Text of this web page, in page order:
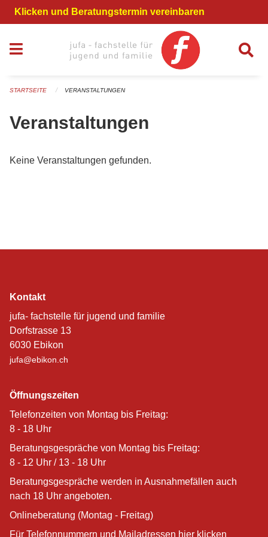
Navigation überspringen
Klicken und Beratungstermin vereinbaren
STARTSEITE VERANSTALTUNGEN
Veranstaltungen
Keine Veranstaltungen gefunden.
Kontakt
jufa- fachstelle für jugend und familie
Dorfstrasse 13
6030 Ebikon
jufa@ebikon.ch
Öffnungszeiten
Telefonzeiten von Montag bis Freitag:
8 - 18 Uhr
Beratungsgespräche von Montag bis Freitag:
8 - 12 Uhr / 13 - 18 Uhr
Beratungsgespräche werden in Ausnahmefällen auch
nach 18 Uhr angeboten.
Onlineberatung (Montag - Freitag)
Für Telefonnummern und Mailadressen hier klicken